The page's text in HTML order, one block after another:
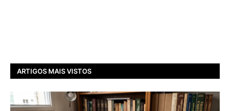
ARTIGOS MAIS VISTOS